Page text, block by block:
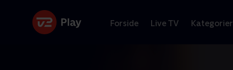
Forside Live TV Kategorier